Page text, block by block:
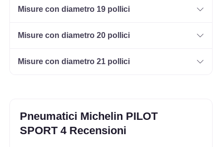
Misure con diametro 19 pollici
Misure con diametro 20 pollici
Misure con diametro 21 pollici
Pneumatici Michelin PILOT
SPORT 4 Recensioni